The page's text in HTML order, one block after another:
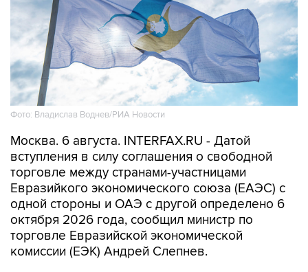
Фото: Владислав Воднев/РИА Новости
Москва. 6 августа. INTERFAX.RU - Датой
вступления в силу соглашения о свободной
торговле между странами-участницами
Евразийкого экономического союза (ЕАЭС) с
одной стороны и ОАЭ с другой определено 6
октября 2026 года, сообщил министр по
торговле Евразийской экономической
комиссии (ЕЭК) Андрей Слепнев.